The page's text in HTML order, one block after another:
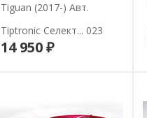
Tiguan (2017-) Авт.
Tiptronic Селект... 023
14 950 ₽В корзину